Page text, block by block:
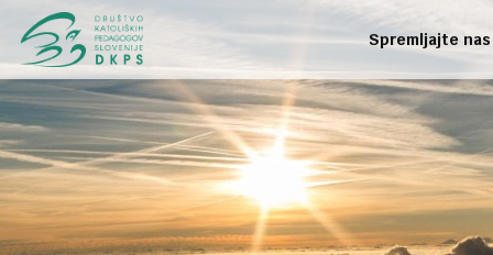
Spremljajte nas